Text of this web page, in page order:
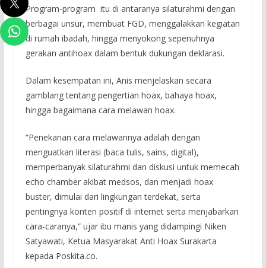
Program-program itu di antaranya silaturahmi dengan
berbagai unsur, membuat FGD, menggalakkan kegiatan
di rumah ibadah, hingga menyokong sepenuhnya
gerakan antihoax dalam bentuk dukungan deklarasi.
Dalam kesempatan ini, Anis menjelaskan secara
gamblang tentang pengertian hoax, bahaya hoax,
hingga bagaimana cara melawan hoax.
“Penekanan cara melawannya adalah dengan
menguatkan literasi (baca tulis, sains, digital),
memperbanyak silaturahmi dan diskusi untuk memecah
echo chamber akibat medsos, dan menjadi hoax
buster, dimulai dari lingkungan terdekat, serta
pentingnya konten positif di internet serta menjabarkan
cara-caranya,” ujar ibu manis yang didampingi Niken
Satyawati, Ketua Masyarakat Anti Hoax Surakarta
kepada Poskita.co.